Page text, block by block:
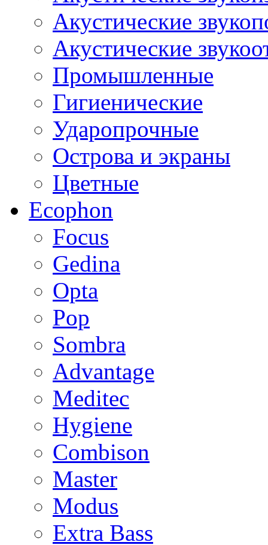
Акустические
Акустические
Промышленные
Гигиенические
Ударопрочные
Острова и экраны
Цветные
Ecophon
Focus
Gedina
Opta
Pop
Sombra
Advantage
Meditec
Hygiene
Combison
Master
Modus
Extra Bass